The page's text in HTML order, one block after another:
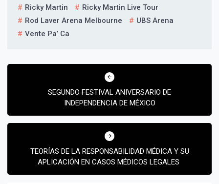
Ricky Martin
Ricky Martin Live Tour
Rod Laver Arena Melbourne
UBS Arena
Vente Pa’ Ca
Navegación
entradasSEGUNDO FESTIVAL ANIVERSARIO DE
INDEPENDENCIA DE MÉXICO
TEORÍAS DE LA RESPONSABILIDAD MÉDICA Y SU
APLICACIÓN EN CASOS MÉDICOS LEGALES